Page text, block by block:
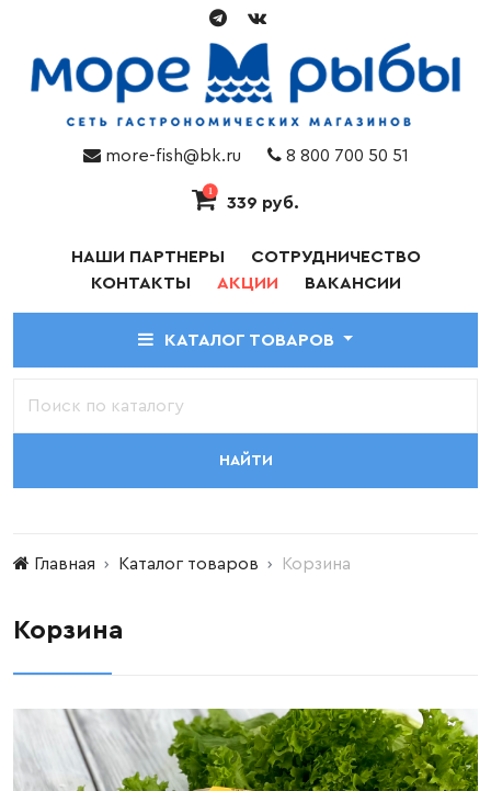
more-fish@bk.ru 8 800 700 50 51
1
339 руб.
НАШИ ПАРТНЕРЫ
СОТРУДНИЧЕСТВО
КОНТАКТЫ
АКЦИИ ВАКАНСИИ
КАТАЛОГ ТОВАРОВ
НАЙТИ
Главная Каталог товаров Корзина
Корзина